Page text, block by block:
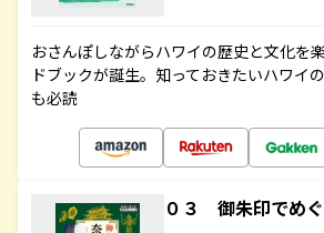
おさんぽしながらハワイの歴史と文化を
ドブックが誕生。知っておきたいハワイ
も必読
０３ 御朱印でめ